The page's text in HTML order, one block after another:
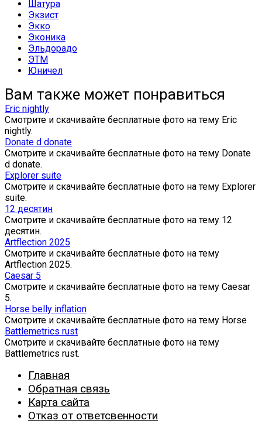
Шатура
Экзист
Экко
Эконика
Эльдорадо
ЭТМ
Юничел
Вам также может понравиться
Eric nightly
Смотрите и скачивайте бесплатные фото на тему Eric
nightly.
Donate d donate
Смотрите и скачивайте бесплатные фото на тему Donate
d donate.
Explorer suite
Смотрите и скачивайте бесплатные фото на тему Explorer
suite.
12 десятин
Смотрите и скачивайте бесплатные фото на тему 12
десятин.
Artflection 2025
Смотрите и скачивайте бесплатные фото на тему
Artflection 2025.
Caesar 5
Смотрите и скачивайте бесплатные фото на тему Caesar
5.
Horse belly inflation
Смотрите и скачивайте бесплатные фото на тему Horse
Battlemetrics rust
Смотрите и скачивайте бесплатные фото на тему
Battlemetrics rust.
Главная
Обратная связь
Карта сайта
Отказ от ответсвенности